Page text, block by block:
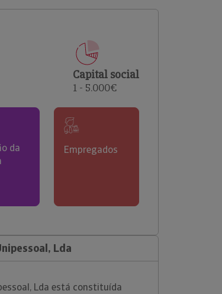
comerciais e analisar o risco de incumprimento dos
Capital social
1 - 5.000€
da
Empregados
Lda
Lda está constituída